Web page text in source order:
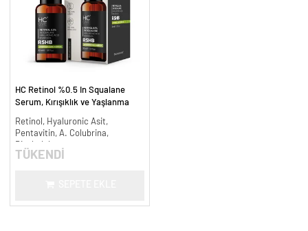
HC Retinol %0.5 In Squalane
Serum, Kırışıklık ve Yaşlanma
Retinol, Hyaluronic Asit,
Pentavitin, A. Colubrina,
Bisabolol
TÜKENDİ